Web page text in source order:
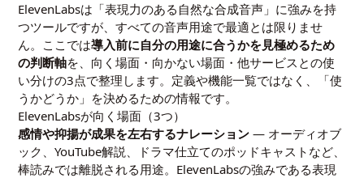
ElevenLabsは「表現力のある自然な合成音声」に強みを持
つツールですが、すべての音声用途で最適とは限りませ
ん。ここでは導入前に自分の用途に合うかを見極めるため
の判断軸を、向く場面・向かない場面・他サービスとの使
い分けの3点で整理します。定義や機能一覧ではなく、「使
うかどうか」を決めるための情報です。
ElevenLabsが向く場面（3つ）
感情や抑揚が成果を左右するナレーション — オーディオブ
ック、YouTube解説、ドラマ仕立てのポッドキャストなど、
棒読みでは離脱される用途。ElevenLabsの強みである表現